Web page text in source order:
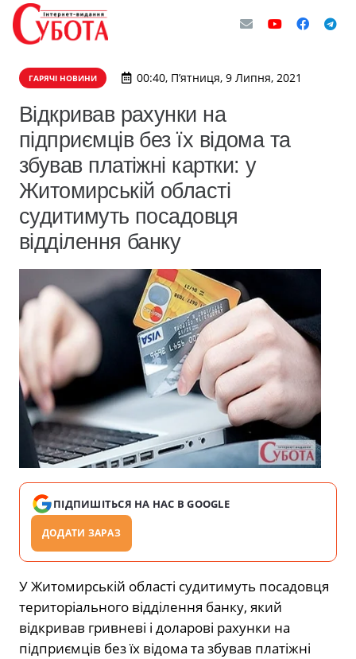
ГАРЯЧІ НОВИНИ 00:40, П’ятниця, 9 Липня, 2021
Відкривав рахунки на
підприємців без їх відома та
збував платіжні картки: у
Житомирській області
судитимуть посадовця
відділення банку
ПІДПИШІТЬСЯ НА НАС В GOOGLE
ДОДАТИ ЗАРАЗ
У Житомирській області судитимуть посадовця
територіального відділення банку, який
відкривав гривневі і доларові рахунки на
підприємців без їх відома та збував платіжні